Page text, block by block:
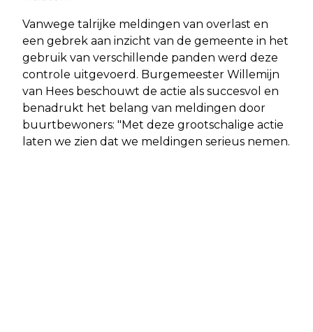
Vanwege talrijke meldingen van overlast en
een gebrek aan inzicht van de gemeente in het
gebruik van verschillende panden werd deze
controle uitgevoerd. Burgemeester Willemijn
van Hees beschouwt de actie als succesvol en
benadrukt het belang van meldingen door
buurtbewoners: "Met deze grootschalige actie
laten we zien dat we meldingen serieus nemen.